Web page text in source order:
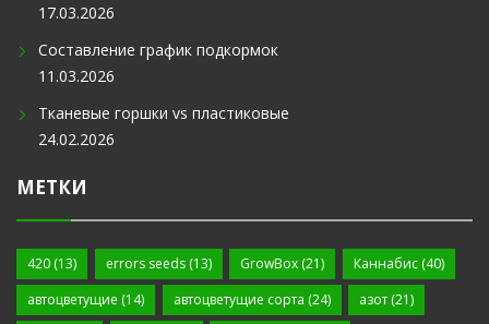
17.03.2026
Составление график подкормок
11.03.2026
Тканевые горшки vs пластиковые
24.02.2026
МЕТКИ
420 (13) errors seeds(13) GrowBox (21) Каннабис(40)
автоцветущие (14) автоцветущие сорта (24) азот (21)